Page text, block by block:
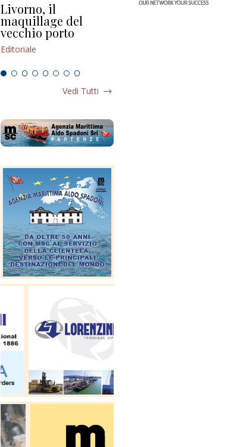
Livorno, il
maquillage del
vecchio porto
Editoriale
L’uscita di scena di
Vedi Tutti